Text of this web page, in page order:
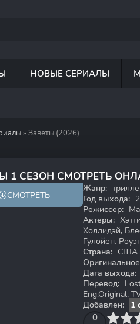
НОВЫЕ СЕРИАЛЫ
» Заветы (2026)
1 СЕЗОН СМОТРЕТЬ
СМОТРЕТЬ
Жанр:
Год выхода:
Режиссер:
Актеры:
Холлидэй,
Гулойен,
Страна: США
Дата выхода:
Перевод:
Eng.Original,
Добавлен:
1
0
4 6 7